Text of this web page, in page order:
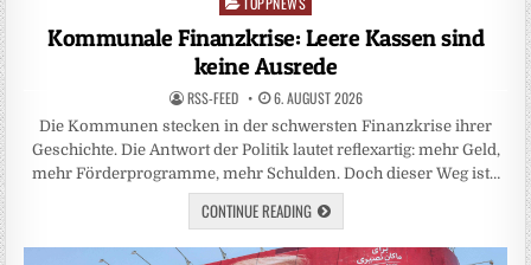
Kommunale Finanzkrise: Leere Kassen sind
keine Ausrede
RSS-FEED 6. AUGUST 2026
Die Kommunen stecken in der schwersten Finanzkrise ihrer
Geschichte. Die Antwort der Politik lautet reflexartig: mehr Geld,
mehr Förderprogramme, mehr Schulden. Doch dieser Weg ist…
CONTINUE READING